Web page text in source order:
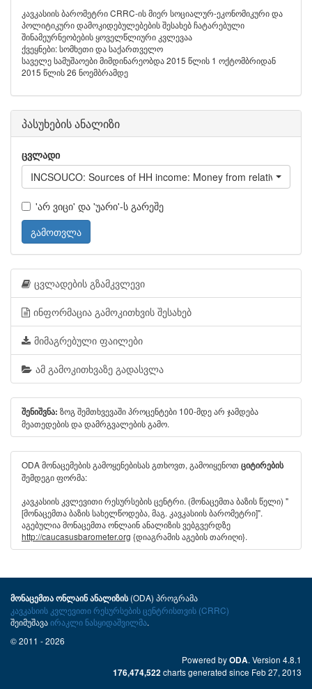
კავკასიის ბარომეტრი CRRC-ის მიერ სოციალურ-ეკონომიკური და
პოლიტიკური დამოკიდებულებების შესახებ ჩატარებული
შინამეურნეობების ყოველწლიური კვლევაა
ქვეყნები: სომხეთი და საქართველო
საველე სამუშაოები მიმდინარეობდა 2015 წლის 1 ოქტომბრიდან
2015 წლის 26 ნოემბრამდე
პასუხების ანალიზი
ცვლადი
INCSOUCO: Sources of HH income: Money from relatives
'არ ვიცი' და 'უარი'-ს გარეშე
გამოთვლა
ცვლადების გზამკვლევი
ინფორმაცია გამოკითხვის შესახებ
მიმაგრებული ფაილები
ამ გამოკითხვაზე გადასვლა
შენიშვნა: ზოგ შემთხვევაში პროცენტები 100-მდე არ ჯამდება
მეათედების და დამრგვალების გამო.
ODA მონაცემების გამოყენებისას გთხოვთ, გამოიყენოთ ციტირების
შემდეგი ფორმა:
კავკასიის კვლევითი რესურსების ცენტრი. (მონაცემთა ბაზის წელი) "
[მონაცემთა ბაზის სახელწოდება, მაგ. კავკასიის ბარომეტრი]".
აგებულია მონაცემთა ონლაინ ანალიზის ვებგვერდზე
http://caucasusbarometer.org {დიაგრამის აგების თარიღი}.
მონაცემთა ონლაინ ანალიზის(ODA) პროგრამა
კავკასიის კვლევითი რესურსების ცენტრისთვის (CRRC)
შეიმუშავაირაკლი ნასყიდაშვილმა.
© 2011 - 2026
Powered byODA. Version 4.8.1
176,474,522 charts generated since Feb 27, 2013